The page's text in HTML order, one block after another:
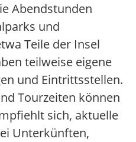
Abendstunden
und
Teile der Insel
teilweise eigene
und Eintrittsstellen.
Tourzeiten können
sich, aktuelle
Unterkünften,